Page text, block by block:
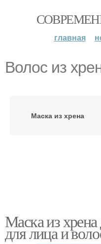
главная
Волос из
Маска из хрена
Маска из
для лица и